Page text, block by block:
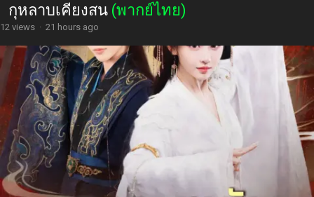
กุหลาบเคียงสน (พากย์ไทย)
12 views · 21 hours ago